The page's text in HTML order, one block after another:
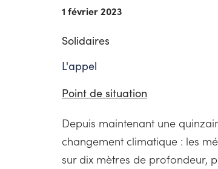
1 février 2023
Solidaires
L'appel
Point de situation
Depuis maintenant une
changement climatique : les
sur dix mètres de profondeur,